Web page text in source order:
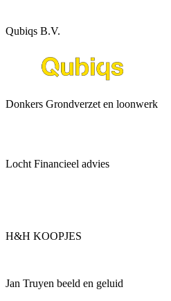
Qubiqs B.V.
Donkers Grondverzet en loonwerk
Locht Financieel advies
H&H KOOPJES
Jan Truyen beeld en geluid